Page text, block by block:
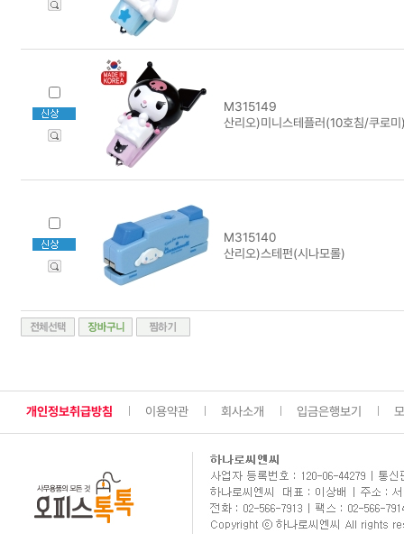
M315149
산리오)미니스테플러(10호침/쿠로미
M315140
산리오)스테펀(시나모롤)
개인정보취급방침 이용약관 회사소개 입금은행보기